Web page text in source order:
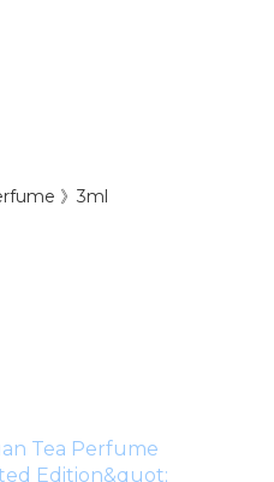
》3ml